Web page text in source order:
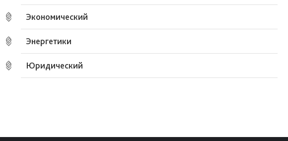
Экономический
Энергетики
Юридический